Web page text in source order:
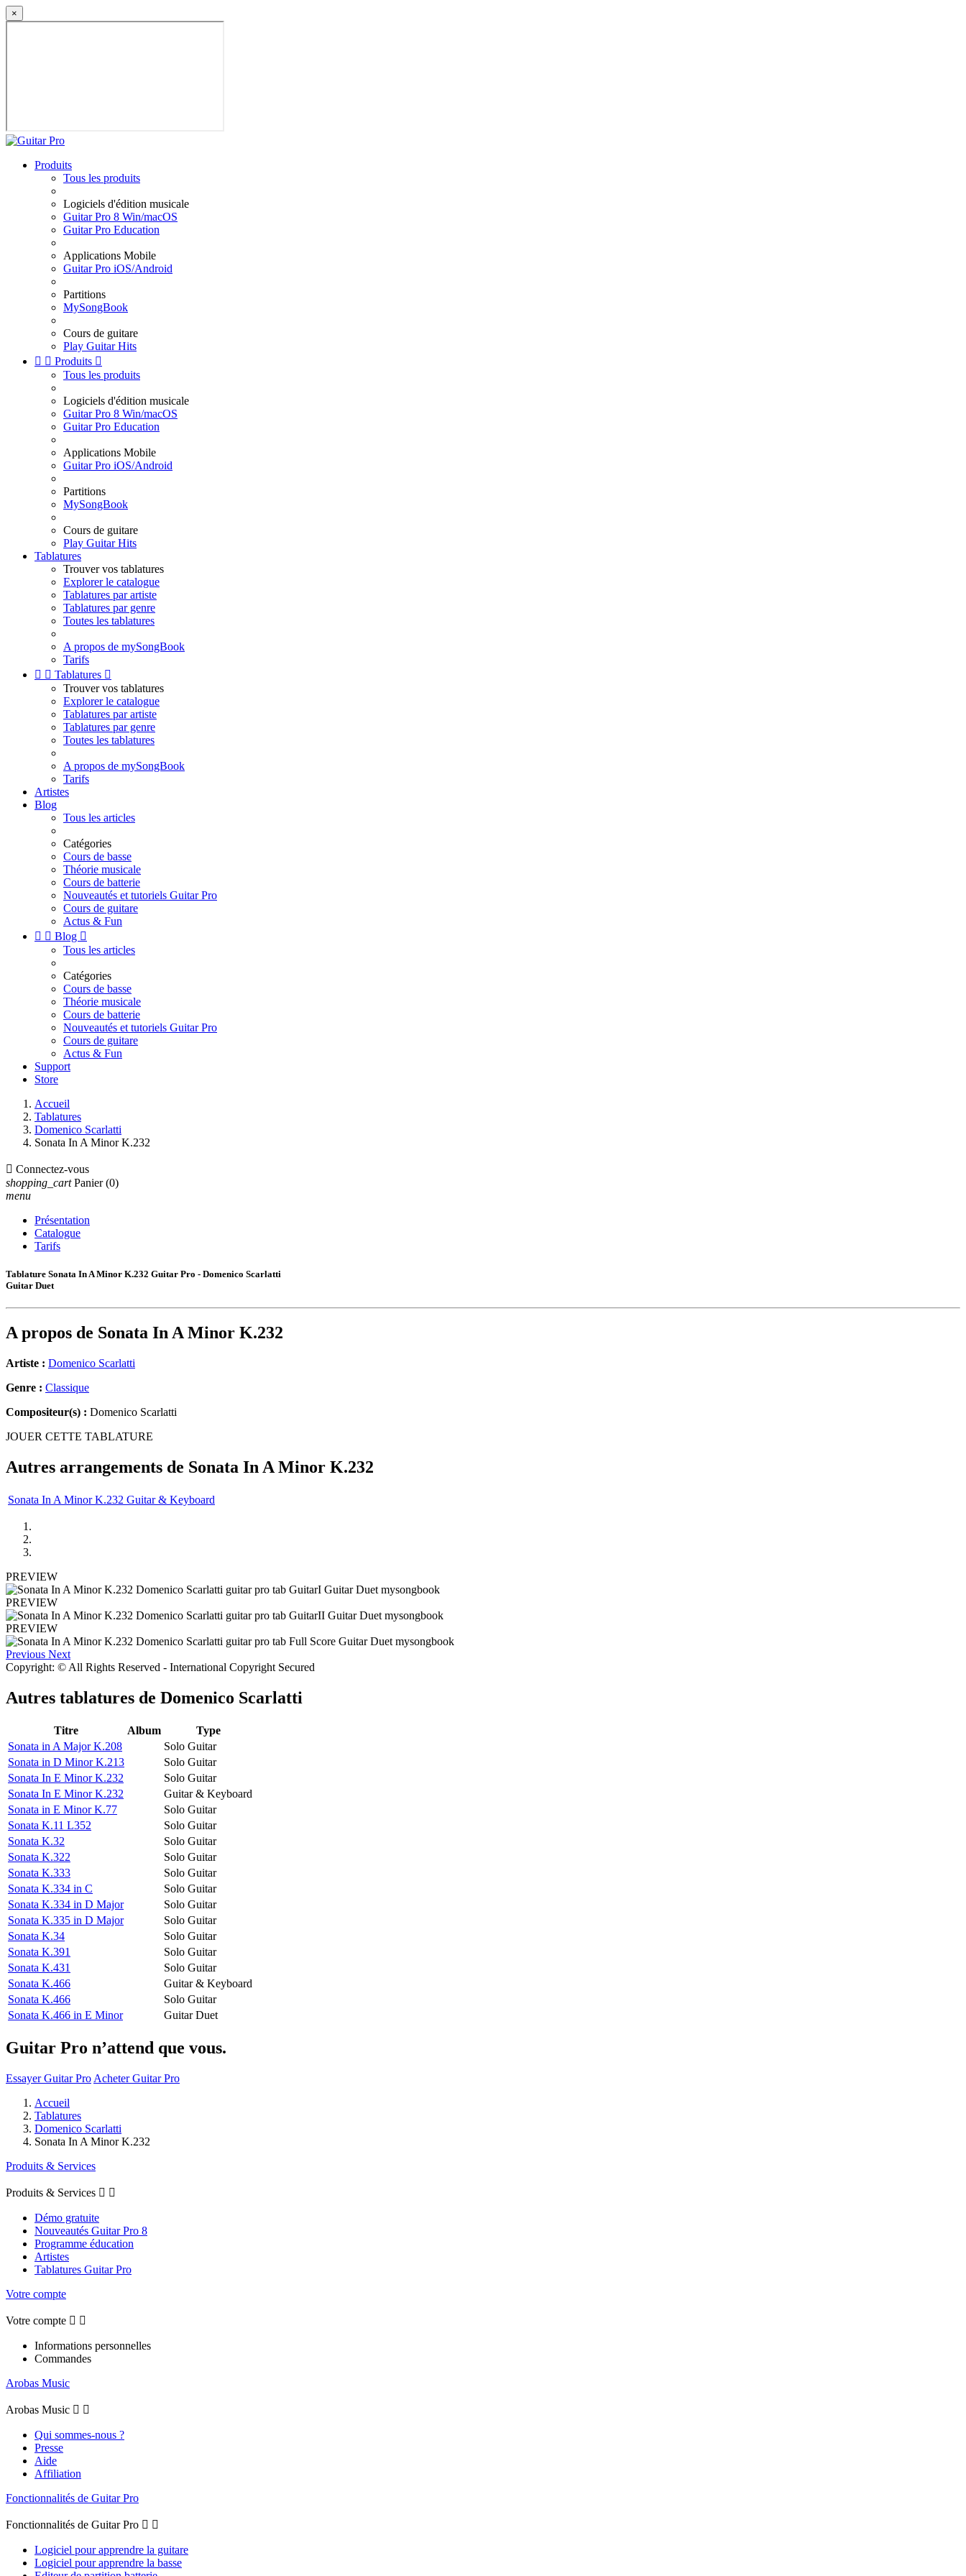
×
Produits
Tous les produits
Logiciels d'édition musicale
Guitar Pro 8 Win/macOS
Guitar Pro Education
Applications Mobile
Guitar Pro iOS/Android
Partitions
MySongBook
Cours de guitare
Play Guitar Hits
  Produits 
Tous les produits
Logiciels d'édition musicale
Guitar Pro 8 Win/macOS
Guitar Pro Education
Applications Mobile
Guitar Pro iOS/Android
Partitions
MySongBook
Cours de guitare
Play Guitar Hits
Tablatures
Trouver vos tablatures
Explorer le catalogue
Tablatures par artiste
Tablatures par genre
Toutes les tablatures
A propos de mySongBook
Tarifs
  Tablatures 
Trouver vos tablatures
Explorer le catalogue
Tablatures par artiste
Tablatures par genre
Toutes les tablatures
A propos de mySongBook
Tarifs
Artistes
Blog
Tous les articles
Catégories
Cours de basse
Théorie musicale
Cours de batterie
Nouveautés et tutoriels Guitar Pro
Cours de guitare
Actus & Fun
  Blog 
Tous les articles
Catégories
Cours de basse
Théorie musicale
Cours de batterie
Nouveautés et tutoriels Guitar Pro
Cours de guitare
Actus & Fun
Support
Store
Accueil
Tablatures
Domenico Scarlatti
Sonata In A Minor K.232
 Connectez-vous
shopping_cart Panier (0)
menu
Présentation
Catalogue
Tarifs
Tablature Sonata In A Minor K.232 Guitar Pro - Domenico Scarlatti
Guitar Duet
A propos de Sonata In A Minor K.232
Artiste : Domenico Scarlatti
Genre : Classique
Compositeur(s) : Domenico Scarlatti
JOUER CETTE TABLATURE
Autres arrangements de Sonata In A Minor K.232
Sonata In A Minor K.232 Guitar & Keyboard
PREVIEW
PREVIEW
PREVIEW
Previous Next
Copyright: © All Rights Reserved - International Copyright Secured
Autres tablatures de Domenico Scarlatti
Titre Album
Type
Sonata in A Major K.208
Solo Guitar
Sonata in D Minor K.213
Solo Guitar
Sonata In E Minor K.232
Solo Guitar
Sonata In E Minor K.232
Guitar & Keyboard
Sonata in E Minor K.77
Solo Guitar
Sonata K.11 L352
Solo Guitar
Sonata K.32
Solo Guitar
Sonata K.322
Solo Guitar
Sonata K.333
Solo Guitar
Sonata K.334 in C
Solo Guitar
Sonata K.334 in D Major
Solo Guitar
Sonata K.335 in D Major
Solo Guitar
Sonata K.34
Solo Guitar
Sonata K.391
Solo Guitar
Sonata K.431
Solo Guitar
Sonata K.466
Guitar & Keyboard
Sonata K.466
Solo Guitar
Sonata K.466 in E Minor
Guitar Duet
Guitar Pro n’attend que vous.
Essayer Guitar Pro Acheter Guitar Pro
Accueil
Tablatures
Domenico Scarlatti
Sonata In A Minor K.232
Produits & Services
Produits & Services  
Démo gratuite
Nouveautés Guitar Pro 8
Programme éducation
Artistes
Tablatures Guitar Pro
Votre compte
Votre compte  
Informations personnelles
Commandes
Arobas Music
Arobas Music  
Qui sommes-nous ?
Presse
Aide
Affiliation
Fonctionnalités de Guitar Pro
Fonctionnalités de Guitar Pro  
Logiciel pour apprendre la guitare
Logiciel pour apprendre la basse